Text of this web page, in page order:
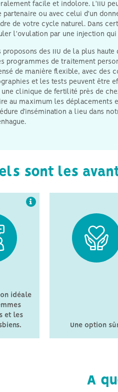
facile et indolore. L'IIU
partenaire ou avec celui d'un
de votre cycle naturel. Dans
l'ovulation par une injection
proposons des IIU de la plus
programmes de traitement
de manière flexible, avec des
et les tests peuvent être
une clinique de fertilité près de
au maximum les déplacements
d’insémination a lieu dans
sont les
idéale
et les
femmes
et les
qui
bonne
et de
Une option
L'IIU est la forme
sûre de
fertilité. Elle ne
que peu ou pas
médicaments,
ainsi le risque
secondaires
liés à certaines
A